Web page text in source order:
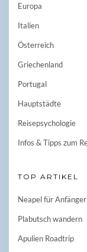
Europa
Italien
Österreich
Griechenland
Portugal
Hauptstädte
Reisepsychologie
Infos & Tipps zum
TOP ARTIKEL
Neapel für Anfänger
Plabutsch wandern
Apulien Roadtrip